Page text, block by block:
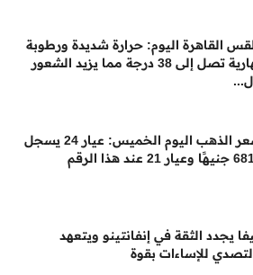
القاهرة اليوم: حرارة شديدة ورطوبة
نهارية تصل إلى 38 درجة مما يزيد الشعور
سعر الذهب اليوم الخميس: عيار 24 يسجل
21 عند هذا الرقم
يجدد الثقة في إنفانتينو ويتعهد
للإساءات بقوة